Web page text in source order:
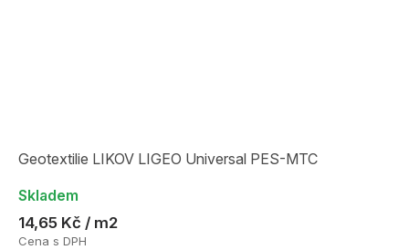
Geotextilie LIKOV LIGEO Universal PES-MTC
Skladem
14,65 Kč / m2
Cena s DPH